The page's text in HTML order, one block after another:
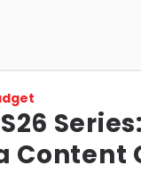
Content